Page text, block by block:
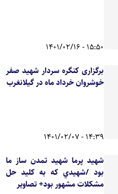
15:50 - 1401/02/16
برگزاری کنگره سردار شهید صفر
خوشروان خرداد ماه در گیلانغرب
14:39 - 1401/02/07
شهید پرما شهید تمدن ساز ما
بود /شهيدي كه به كليد حل
مشكلات مشهور بود+ تصاویر